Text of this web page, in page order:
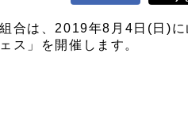
合は、2019年8月4日(日)
ス」を開催します。